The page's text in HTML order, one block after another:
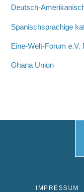
Deutsch-
Spanischsprachige
Eine-Welt-Forum e.V.
Ghana Union
IMPRESSUM